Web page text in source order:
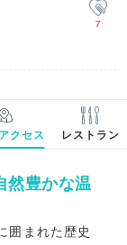
7
クセス レストラン
然豊かな温
囲まれた歴史